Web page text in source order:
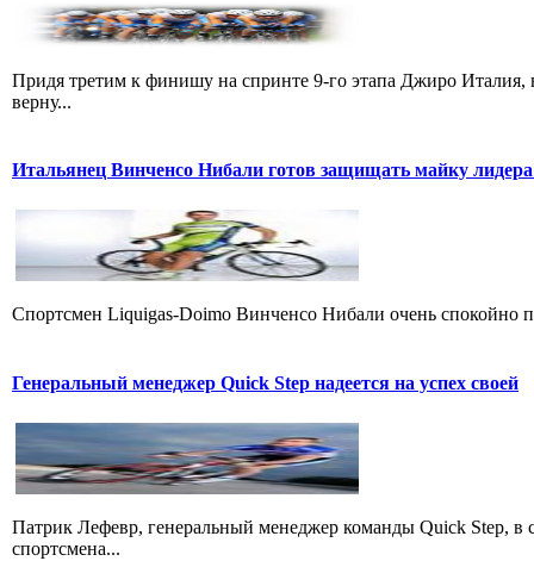
Придя третим к финишу на спринте 9-го этапа Джиро
верну...
Итальянец Винченсо Нибали готов защищать майку
Cпортсмен Liquigas-Doimo Винченсо Нибали очень спокойно
Генеральный менеджер Quick Step надеется на успех своей
Патрик Лефевр, генеральный менеджер команды Quick Step, в
спортсмена...